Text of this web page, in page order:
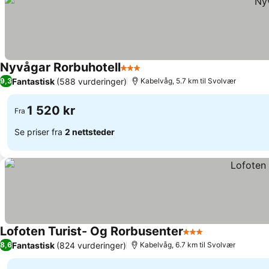
Nyvågar Rorbuhotell3 StjernerSe priser
9,3Fantastisk (588 vurderinger) Kabelvåg, 5.7 km til Svolvær
Fra 1 520 kr
Se priser fra 2 nettsteder
Lofoten Turist- Og Rorbusenter3 Stjerner
8,6Fantastisk (824 vurderinger) Kabelvåg, 6.7 km til Svolvær